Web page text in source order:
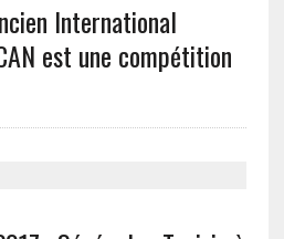
International
est une compétition